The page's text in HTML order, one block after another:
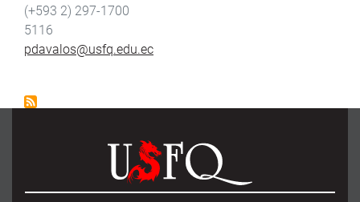
(+593 2) 297-1700
5116
pdavalos@usfq.edu.ec